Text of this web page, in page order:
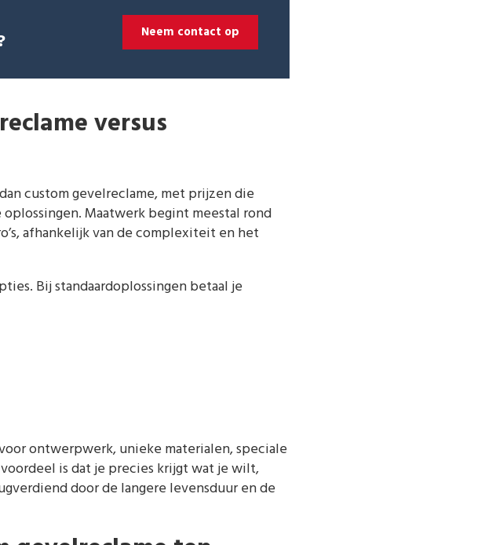
Neem contact op
versus
custom gevelreclame, met prijzen die
Maatwerk begint meestal rond
afhankelijk van de complexiteit en het
Bij standaardoplossingen betaal je
ontwerpwerk, unieke materialen, speciale
is dat je precies krijgt wat je wilt,
door de langere levensduur en de